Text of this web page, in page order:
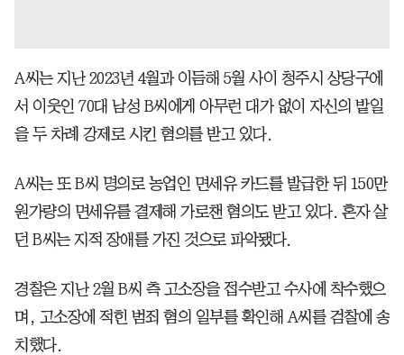
A씨는 지난 2023년 4월과 이듬해 5월 사이 청주시 상당구에
서 이웃인 70대 남성 B씨에게 아무런 대가 없이 자신의 밭일
을 두 차례 강제로 시킨 혐의를 받고 있다.
A씨는 또 B씨 명의로 농업인 면세유 카드를 발급한 뒤 150만
원가량의 면세유를 결제해 가로챈 혐의도 받고 있다. 혼자 살
던 B씨는 지적 장애를 가진 것으로 파악됐다.
경찰은 지난 2월 B씨 측 고소장을 접수받고 수사에 착수했으
며, 고소장에 적힌 범죄 혐의 일부를 확인해 A씨를 검찰에 송
치했다.